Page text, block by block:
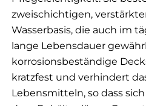
zweischichtigen,
Wasserbasis, die auch im
lange Lebensdauer
korrosionsbeständige
kratzfest und verhindert
Lebensmitteln, so dass